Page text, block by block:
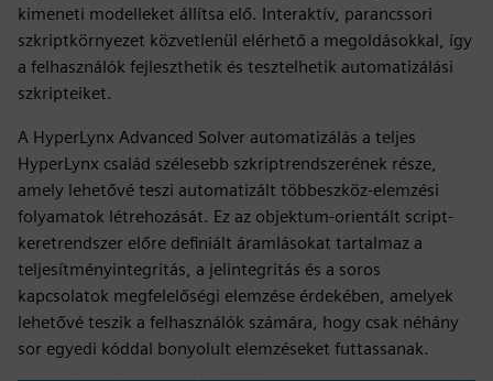
kimeneti modelleket állítsa elő. Interaktív, parancssori
szkriptkörnyezet közvetlenül elérhető a megoldásokkal, így
a felhasználók fejleszthetik és tesztelhetik automatizálási
szkripteiket.
A HyperLynx Advanced Solver automatizálás a teljes
HyperLynx család szélesebb szkriptrendszerének része,
amely lehetővé teszi automatizált többeszköz-elemzési
folyamatok létrehozását. Ez az objektum-orientált script-
keretrendszer előre definiált áramlásokat tartalmaz a
teljesítményintegritás, a jelintegritás és a soros
kapcsolatok megfelelőségi elemzése érdekében, amelyek
lehetővé teszik a felhasználók számára, hogy csak néhány
sor egyedi kóddal bonyolult elemzéseket futtassanak.